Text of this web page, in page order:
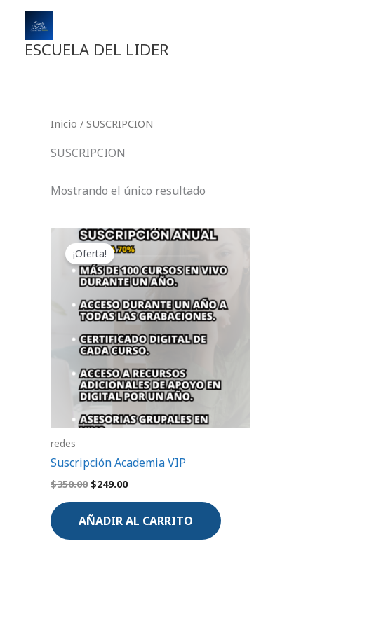
contenidoESCUELA DEL LIDER
Inicio / SUSCRIPCION
SUSCRIPCION
Mostrando el único resultado
¡Oferta!
redes
Suscripción Academia VIP
$350.00
El
precio
original
era:
$350.00.
$249.00
El
precio
actual
es:
$249.00.
AÑADIR AL CARRITO